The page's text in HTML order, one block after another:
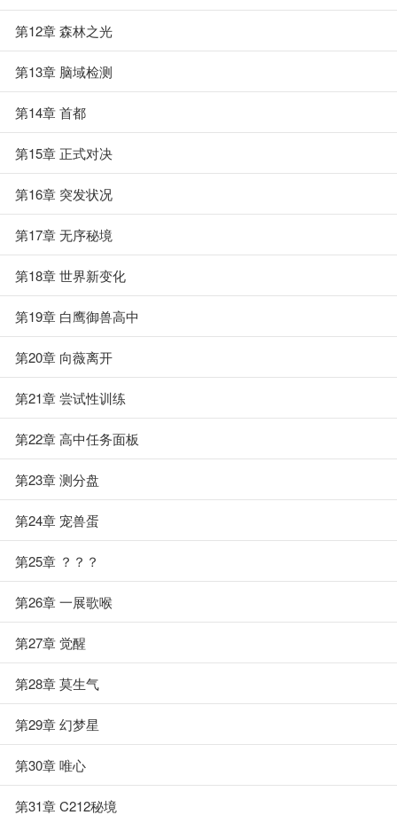
第12章 森林之光
第13章 脑域检测
第14章 首都
第15章 正式对决
第16章 突发状况
第17章 无序秘境
第18章 世界新变化
第19章 白鹰御兽高中
第20章 向薇离开
第21章 尝试性训练
第22章 高中任务面板
第23章 测分盘
第24章 宠兽蛋
第25章 ？？？
第26章 一展歌喉
第27章 觉醒
第28章 莫生气
第29章 幻梦星
第30章 唯心
第31章 C212秘境